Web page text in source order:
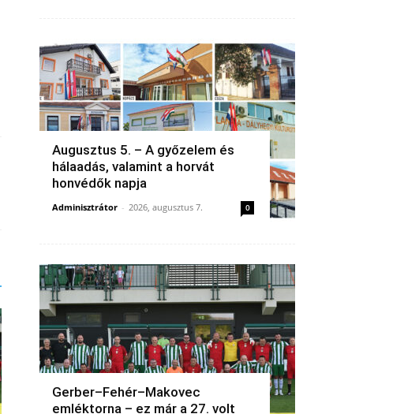
Augusztus 5. – A győzelem és
hálaadás, valamint a horvát
honvédők napja
Adminisztrátor - 2026, augusztus 7. 0
Gerber–Fehér–Makovec
emléktorna – ez már a 27. volt